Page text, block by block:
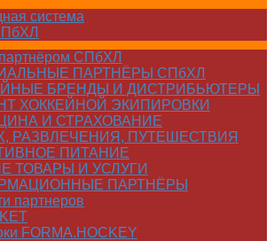
система
СПбХЛ
ПАРТНЁРЫ СПбХЛ
БРЕНДЫ И ДИСТРИБЬЮТЕРЫ
ХОККЕЙНОЙ ЭКИПИРОВКИ
И СТРАХОВАНИЕ
РАЗВЛЕЧЕНИЯ, ПУТЕШЕСТВИЯ
ПИТАНИЕ
ТОВАРЫ И УСЛУГИ
ПАРТНЁРЫ
партнеров
FORMA.HOCKEY